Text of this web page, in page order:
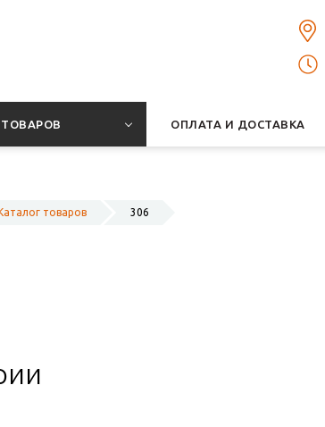
ОПЛАТА И ДОСТАВКА
товаров 306